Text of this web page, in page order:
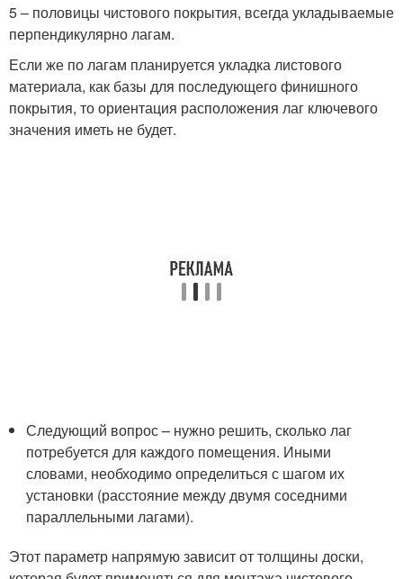
5 – половицы чистового покрытия, всегда укладываемые
перпендикулярно лагам.
Если же по лагам планируется укладка листового
материала, как базы для последующего финишного
покрытия, то ориентация расположения лаг ключевого
значения иметь не будет.
Следующий вопрос – нужно решить, сколько лаг
потребуется для каждого помещения. Иными
словами, необходимо определиться с шагом их
установки (расстояние между двумя соседними
параллельными лагами).
Этот параметр напрямую зависит от толщины доски,